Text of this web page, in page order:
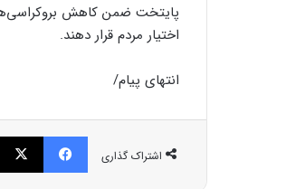
پایتخت ضمن کاهش
اختیار مردم قرار دهند.
انتهای پیام/
اشتراک گذاری
فیسبوک